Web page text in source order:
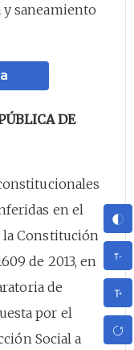
y saneamiento
DE
en el
la Constitución
de 2013, en
de
por el
Social a